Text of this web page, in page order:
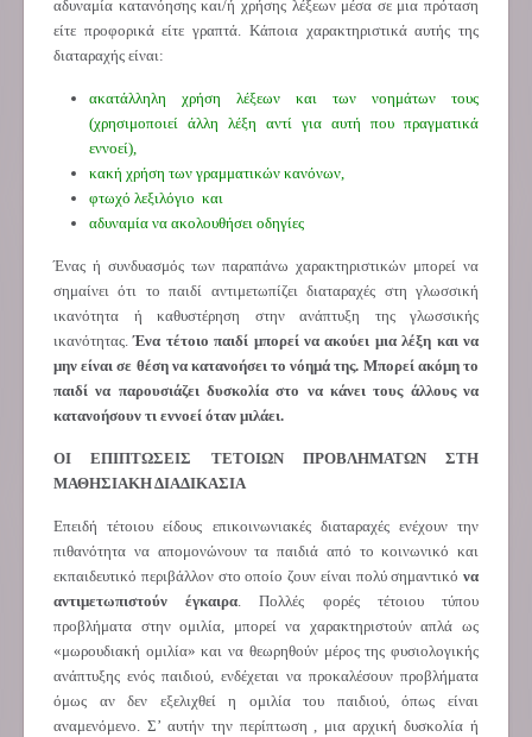
αδυναμία κατανόησης και/ή χρήσης λέξεων μέσα σε μια πρόταση
είτε προφορικά είτε γραπτά. Κάποια χαρακτηριστικά αυτής της
διαταραχής είναι:
ακατάλληλη χρήση λέξεων και των νοημάτων τους
(χρησιμοποιεί άλλη λέξη αντί για αυτή που πραγματικά
εννοεί),
κακή χρήση των γραμματικών κανόνων,
φτωχό λεξιλόγιο και
αδυναμία να ακολουθήσει οδηγίες
Ένας ή συνδυασμός των παραπάνω χαρακτηριστικών μπορεί να
σημαίνει ότι το παιδί αντιμετωπίζει διαταραχές στη γλωσσική
ικανότητα ή καθυστέρηση στην ανάπτυξη της γλωσσικής
ικανότητας.Ένα τέτοιο παιδί μπορεί να ακούει μια λέξη και να
μην είναι σε θέση να κατανοήσει το νόημά της. Μπορεί ακόμη το
παιδί να παρουσιάζει δυσκολία στο να κάνει τους άλλους να
κατανοήσουν τι εννοεί όταν μιλάει.
ΟΙ ΕΠΙΠΤΩΣΕΙΣ ΤΕΤΟΙΩΝ ΠΡΟΒΛΗΜΑΤΩΝ ΣΤΗ
ΜΑΘΗΣΙΑΚΗ ΔΙΑΔΙΚΑΣΙΑ
Επειδή τέτοιου είδους επικοινωνιακές διαταραχές ενέχουν την
πιθανότητα να απομονώνουν τα παιδιά από το κοινωνικό και
εκπαιδευτικό περιβάλλον στο οποίο ζουν είναι πολύ σημαντικό να
αντιμετωπιστούν έγκαιρα. Πολλές φορές τέτοιου τύπου
προβλήματα στην ομιλία, μπορεί να χαρακτηριστούν απλά ως
«μωρουδιακή ομιλία» και να θεωρηθούν μέρος της φυσιολογικής
ανάπτυξης ενός παιδιού, ενδέχεται να προκαλέσουν προβλήματα
όμως αν δεν εξελιχθεί η ομιλία του παιδιού, όπως είναι
αναμενόμενο. Σ’ αυτήν την περίπτωση , μια αρχική δυσκολία ή